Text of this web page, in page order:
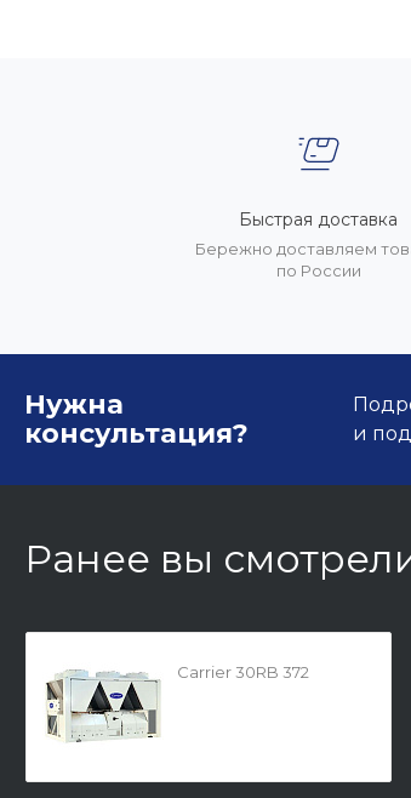
Быстрая доставка
Бережно доставляем
по России
Нужна
консультация?
и
Ранее вы
Carrier 30RB 372